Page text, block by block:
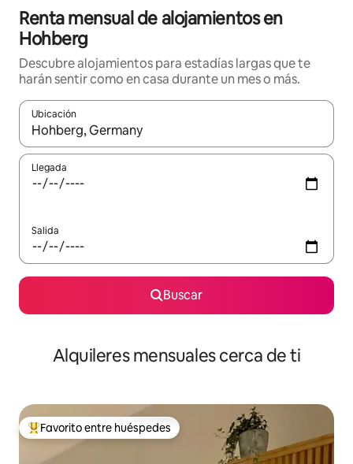
Renta mensual de alojamientos en
Hohberg
Descubre alojamientos para estadías largas que te
harán sentir como en casa durante un mes o más.
Ubicación
Cuando los resultados estén disponibles, navega con las
Llegada
Salida
Buscar
Alquileres mensuales cerca de ti
Favorito entre huéspedes preferido
Favorito entre huéspedes